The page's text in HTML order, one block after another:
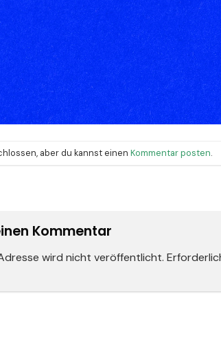
aber du kannst einen Kommentar posten.
Kommentar
wird nicht veröffentlicht.